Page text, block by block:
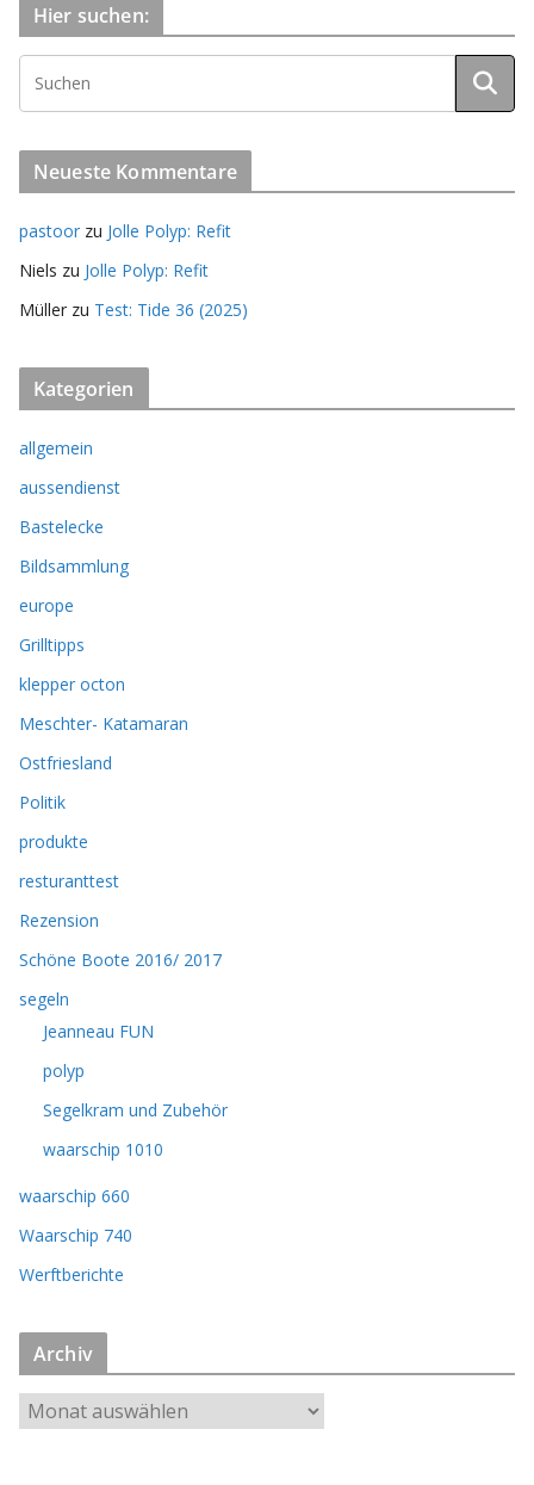
Hier suchen:
Neueste Kommentare
pastoor zu Jolle Polyp: Refit
Niels zu Jolle Polyp: Refit
Müller zu Test: Tide 36 (2025)
Kategorien
allgemein
aussendienst
Bastelecke
Bildsammlung
europe
Grilltipps
klepper octon
Meschter- Katamaran
Ostfriesland
Politik
produkte
resturanttest
Rezension
Schöne Boote 2016/ 2017
segeln
Jeanneau FUN
polyp
Segelkram und Zubehör
waarschip 1010
waarschip 660
Waarschip 740
Werftberichte
Archiv
r